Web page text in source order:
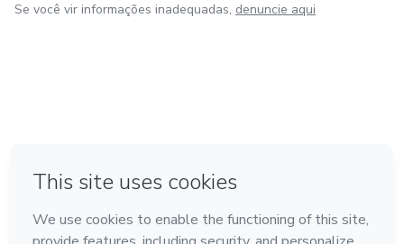
Se você vir informações inadequadas, denuncie aqui
Feito com ❤ em Bogotá